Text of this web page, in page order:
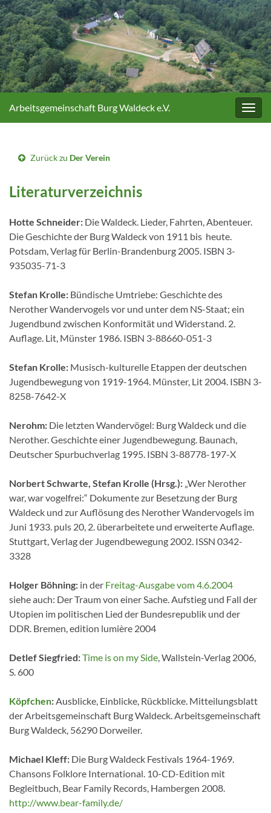
Arbeitsgemeinschaft Burg Waldeck e.V.
Zurück zu Der Verein
Literaturverzeichnis
Hotte Schneider: Die Waldeck. Lieder, Fahrten, Abenteuer.
Die Geschichte der Burg Waldeck von 1911 bis heute.
Potsdam, Verlag für Berlin-Brandenburg 2005. ISBN 3-
935035-71-3
Stefan Krolle: Bündische Umtriebe: Geschichte des
Nerother Wandervogels vor und unter dem NS-Staat; ein
Jugendbund zwischen Konformität und Widerstand. 2.
Auflage. Lit, Münster 1986. ISBN 3-88660-051-3
Stefan Krolle: Musisch-kulturelle Etappen der deutschen
Jugendbewegung von 1919-1964. Münster, Lit 2004. ISBN 3-
8258-7642-X
Nerohm: Die letzten Wandervögel: Burg Waldeck und die
Nerother. Geschichte einer Jugendbewegung. Baunach,
Deutscher Spurbuchverlag 1995. ISBN 3-88778-197-X
Norbert Schwarte, Stefan Krolle (Hrsg.): „Wer Nerother
war, war vogelfrei:“ Dokumente zur Besetzung der Burg
Waldeck und zur Auflösung des Nerother Wandervogels im
Juni 1933. puls 20, 2. überarbeitete und erweiterte Auflage.
Stuttgart, Verlag der Jugendbewegung 2002. ISSN 0342-
3328
Holger Böhning: in der Freitag-Ausgabe vom 4.6.2004
siehe auch: Der Traum von einer Sache. Aufstieg und Fall der
Utopien im politischen Lied der Bundesrepublik und der
DDR. Bremen, edition lumière 2004
Detlef Siegfried:Time is on my Side, Wallstein-Verlag 2006,
S. 600
Köpfchen:Ausblicke, Einblicke, Rückblicke. Mitteilungsblatt
der Arbeitsgemeinschaft Burg Waldeck. Arbeitsgemeinschaft
Burg Waldeck, 56290 Dorweiler.
Michael Kleff: Die Burg Waldeck Festivals 1964-1969.
Chansons Folklore International. 10-CD-Edition mit
Begleitbuch, Bear Family Records, Hambergen 2008.
http://www.bear-family.de/